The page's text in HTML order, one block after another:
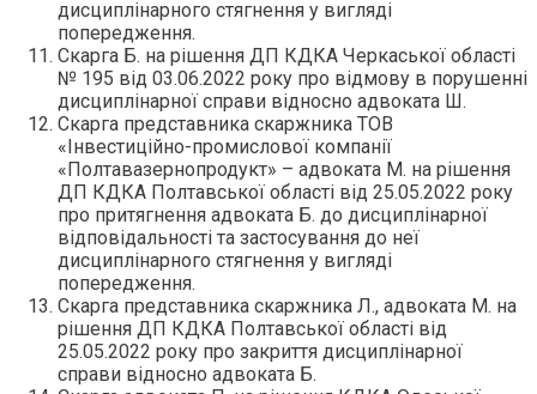
дисциплінарного стягнення у вигляді
попередження.
Скарга Б. на рішення ДП КДКА Черкаської області
№ 195 від 03.06.2022 року про відмову в порушенні
дисциплінарної справи відносно адвоката Ш.
Скарга представника скаржника ТОВ
«Інвестиційно-промислової компанії
«Полтавазернопродукт» – адвоката М. на рішення
ДП КДКА Полтавської області від 25.05.2022 року
про притягнення адвоката Б. до дисциплінарної
відповідальності та застосування до неї
дисциплінарного стягнення у вигляді
попередження.
Скарга представника скаржника Л., адвоката М. на
рішення ДП КДКА Полтавської області від
25.05.2022 року про закриття дисциплінарної
справи відносно адвоката Б.